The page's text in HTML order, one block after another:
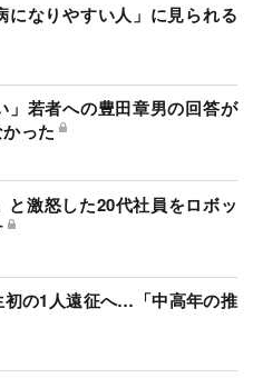
になりやすい人」に見られる
」若者への豊田章男の回答が
った
激怒した20代社員をロボッ
の1人遠征へ…「中高年の推